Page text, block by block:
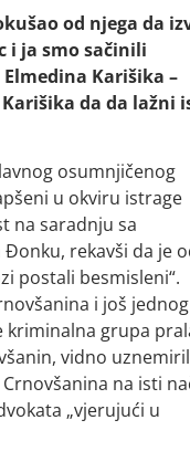
od njega da
i ja smo sačinili
Karišika –
da da lažni
osumnjičenog
u okviru istrage
na saradnju sa
rekavši da je
postali besmisleni“.
i još jednog
kriminalna grupa
vidno
na isti
„vjerujući u